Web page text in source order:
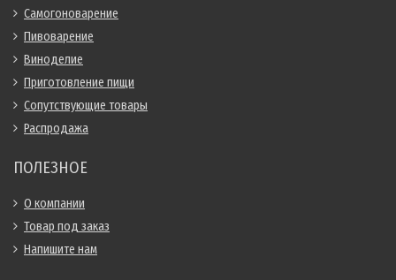
Самогоноварение
Пивоварение
Виноделие
Приготовление пищи
Сопутствующие товары
Распродажа
ПОЛЕЗНОЕ
О компании
Товар под заказ
Напишите нам